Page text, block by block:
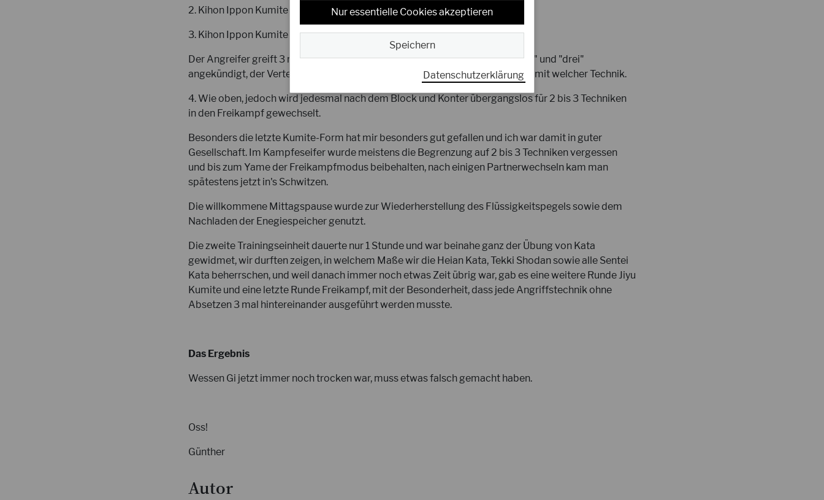
Nur essentielle Cookies akzeptieren
Speichern
Datenschutzerklärung
2. Kihon Ippon Kumite
3. Kihon Ippon Kumite mit freier Wahl der Reihenfolge der Angriffe
Der Angreifer greift 3 mal an, der Angriff wird durch Ansage von "eins", "zwei" und "drei"
angekündigt, der Verteidiger weiß, dass jetzt der Angriff erfolgt, jedoch nicht mit welcher Technik.
4. Wie oben, jedoch wird jedesmal nach dem Block und Konter übergangslos für 2 bis 3 Techniken
in den Freikampf gewechselt.
Besonders die letzte Kumite-Form hat mir besonders gut gefallen und ich war damit in guter
Gesellschaft. Im Kampfeseifer wurde meistens die Begrenzung auf 2 bis 3 Techniken vergessen
und bis zum Yame der Freikampfmodus beibehalten, nach einigen Partnerwechseln kam man
spätestens jetzt in's Schwitzen.
Die willkommene Mittagspause wurde zur Wiederherstellung des Flüssigkeitspegels sowie dem
Nachladen der Enegiespeicher genutzt.
Die zweite Trainingseinheit dauerte nur 1 Stunde und war beinahe ganz der Übung von Kata
gewidmet, wir durften zeigen, in welchem Maße wir die Heian Kata, Tekki Shodan sowie alle Sentei
Kata beherrschen, und weil danach immer noch etwas Zeit übrig war, gab es eine weitere Runde Jiyu
Kumite und eine letzte Runde Freikampf, mit der Besonderheit, dass jede Angriffstechnik ohne
Absetzen 3 mal hintereinander ausgeführt werden musste.
Das Ergebnis
Wessen Gi jetzt immer noch trocken war, muss etwas falsch gemacht haben.
Oss!
Günther
Autor